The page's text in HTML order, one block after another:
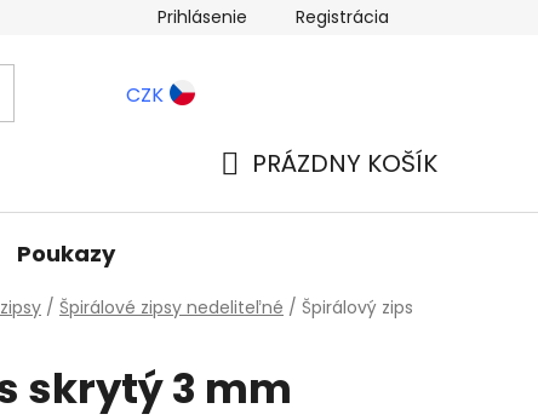
Blog
Prihlásenie Registrácia
CZK
PRÁZDNY KOŠÍK
Poukazy
/ Špirálové zipsy nedeliteľné / Špirálový zips
skrytý 3 mm